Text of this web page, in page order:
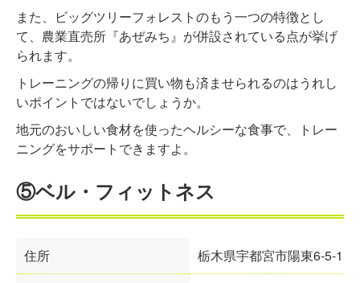
また、ビッグツリーフォレストのもう一つの特徴とし
て、農業直売所『あぜみち』が併設されている点が挙げ
られます。
トレーニングの帰りに買い物も済ませられるのはうれし
いポイントではないでしょうか。
地元のおいしい食材を使ったヘルシーな食事で、トレー
ニングをサポートできますよ。
⑤ベル・フィットネス
住所 栃木県宇都宮市陽東6-5-1